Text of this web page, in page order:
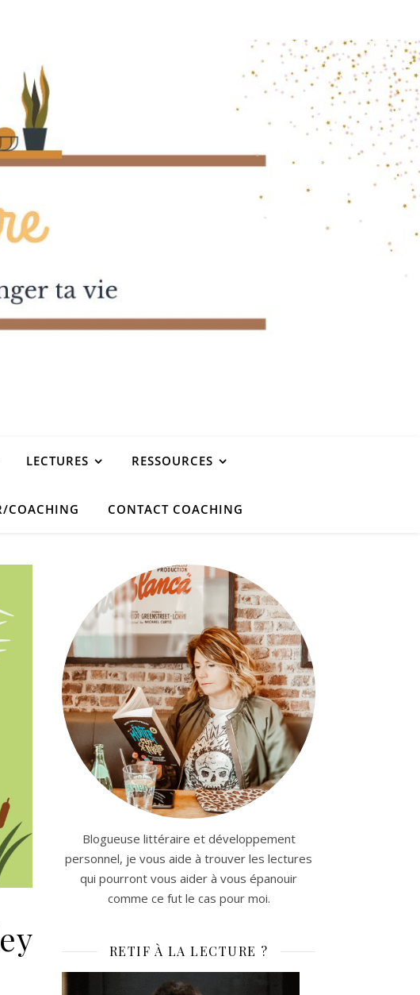
LECTURES RESSOURCES
COACHING CONTACT COACHING
Blogueuse littéraire et développement
personnel, je vous aide à trouver les lectures
qui pourront vous aider à vous épanouir
comme ce fut le cas pour moi.
RETIF À LA LECTURE ?